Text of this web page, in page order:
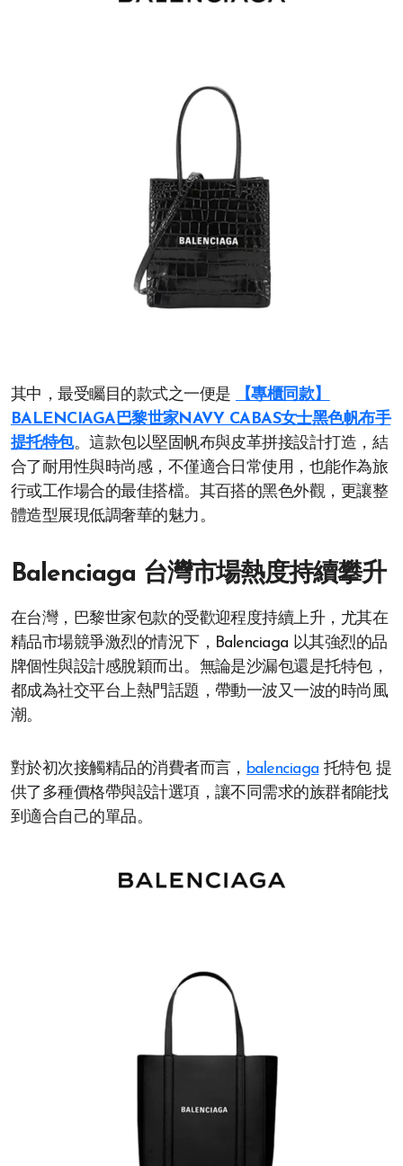
其中，最受矚目的款式之一便是
【專櫃同款】
BALENCIAGA巴黎世家NAVY CABAS女士黑色帆布手
提托特包。這款包以堅固帆布與皮革拼接設計打造，結
合了耐用性與時尚感，不僅適合日常使用，也能作為旅
行或工作場合的最佳搭檔。其百搭的黑色外觀，更讓整
體造型展現低調奢華的魅力。
Balenciaga 台灣市場熱度持續攀升
在台灣，巴黎世家包款的受歡迎程度持續上升，尤其在
精品市場競爭激烈的情況下，Balenciaga 以其強烈的品
牌個性與設計感脫穎而出。無論是沙漏包還是托特包，
都成為社交平台上熱門話題，帶動一波又一波的時尚風
潮。
對於初次接觸精品的消費者而言， balenciaga 托特包 提
供了多種價格帶與設計選項，讓不同需求的族群都能找
到適合自己的單品。